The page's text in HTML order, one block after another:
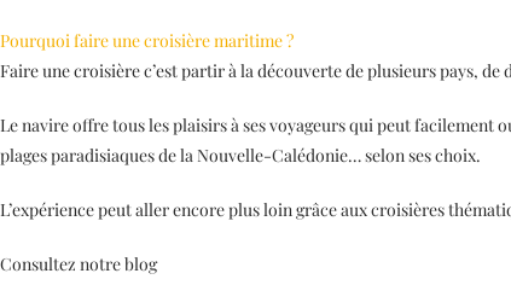
Pourquoi faire une croisière maritime ?
Faire une croisière c’est partir à la découverte de plusieurs pays,
Le navire offre tous les plaisirs à ses voyageurs qui peut facilement
plages paradisiaques de la Nouvelle-Calédonie… selon ses choix.
L’expérience peut aller encore plus loin grâce aux croisières
Consultez notre blog